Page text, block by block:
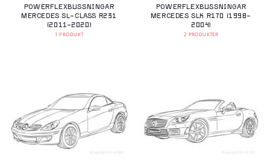
POWERFLEXBUSSNINGAR
MERCEDES SL-CLASS R231
(2011-2020)
1 PRODUKT
POWERFLEXBUSSNINGAR
MERCEDES SLK R170 (1998-
2004)
2 PRODUKTER